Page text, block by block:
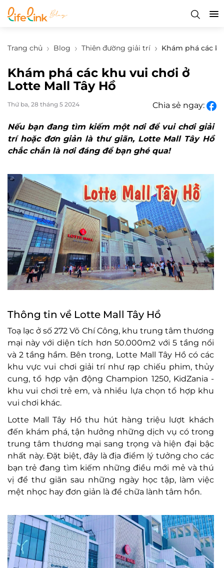
Trang chủ Blog Thiên đường giải trí Khám phá các
Khám phá các khu vui chơi ở
Lotte Mall Tây Hồ
Thứ ba, 28 tháng 5 2024 Chia sẻ ngay:
Nếu bạn đang tìm kiếm một nơi để vui chơi giải
trí hoặc đơn giản là thư giãn, Lotte Mall Tây Hồ
chắc chắn là nơi đáng để bạn ghé qua!
Thông tin về Lotte Mall Tây Hồ
Toạ lạc ở số 272 Võ Chí Công, khu trung tâm thương
mại này với diện tích hơn 50.000m2 với 5 tầng nổi
và 2 tầng hầm. Bên trong, Lotte Mall Tây Hồ có các
khu vực vui chơi giải trí như rạp chiếu phim, thủy
cung, tổ hợp vận động Champion 1250, KidZania -
khu vui chơi trẻ em, và nhiều lựa chọn tổ hợp khu
vui chơi khác.
Lotte Mall Tây Hồ thu hút hàng triệu lượt khách
đến khám phá, tận hưởng những dịch vụ có trong
trung tâm thương mại sang trọng và hiện đại bậc
nhất này. Đặt biệt, đây là địa điểm lý tưởng cho các
bạn trẻ đang tìm kiếm những điều mới mẻ và thú
vị để thư giãn sau những ngày học tập, làm việc
mệt nhọc hay đơn giản là để chữa lành tâm hồn.